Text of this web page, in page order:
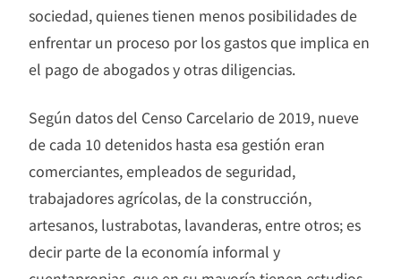
sociedad, quienes tienen menos posibilidades de
enfrentar un proceso por los gastos que implica en
el pago de abogados y otras diligencias.
Según datos del Censo Carcelario de 2019, nueve
de cada 10 detenidos hasta esa gestión eran
comerciantes, empleados de seguridad,
trabajadores agrícolas, de la construcción,
artesanos, lustrabotas, lavanderas, entre otros; es
decir parte de la economía informal y